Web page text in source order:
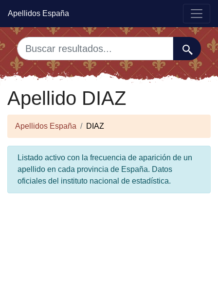
Apellidos España
Apellido DIAZ
Apellidos España DIAZ
Listado activo con la frecuencia de aparición de un
apellido en cada provincia de España. Datos
oficiales del instituto nacional de estadística.